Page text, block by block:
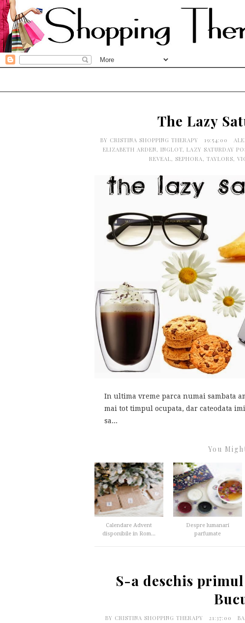
The Lazy
BY CRISTINA SHOPPING THERAPY 19:54:00
ELIZABETH ARDEN, INGLOT, LAZY SATURDAY
REVEAL, SEPHORA, TAYLORS,
In ultima vreme parca numai sambata
mai tot timpul ocupata, dar cateodata
sa...
You
Calendare Advent
disponibile in Rom...
Despre lumanari
parfumate
S-a deschis
BY CRISTINA SHOPPING THERAPY 21:37:00